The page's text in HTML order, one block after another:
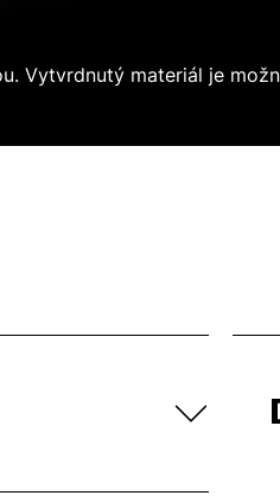
Vytvrdnutý materiál je